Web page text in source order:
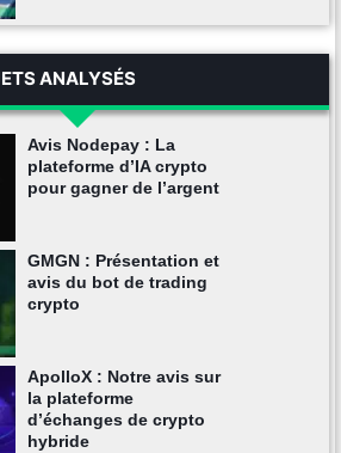
ANALYSÉS
Avis Nodepay : La
plateforme d’IA crypto
pour gagner de l’argent
GMGN : Présentation et
avis du bot de trading
crypto
ApolloX : Notre avis sur
la plateforme
d’échanges de crypto
hybride